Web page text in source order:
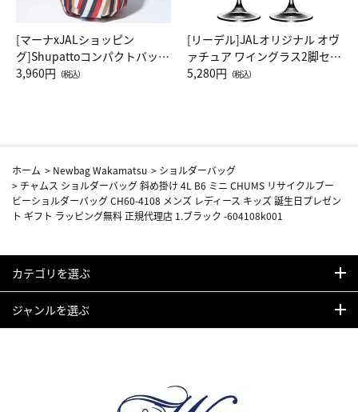
[マーナxJALショッピン
グ]Shupattoコンパクトバッグ
Drop JAL客室乗務員（LC）ス
3,960円 （税込）
[リーデル]JALオリジナル オヴ
ァチュア ワイングラス2脚セッ
ト（レッドワイン）
5,280円 （税込）
ホーム > Newbag Wakamatsu > ショルダーバッグ
> チャムス ショルダーバッグ 斜め掛け 4L B6 ミニ CHUMS リサイクルブー
ビーショルダーバッグ CH60-4108 メンズ レディース キッズ 誕生日プレゼン
ト ギフト ラッピング無料 正規代理店 1.ブラック -604108k001
カテゴリを選ぶ
ジャンルを選ぶ